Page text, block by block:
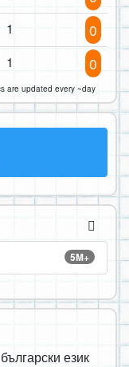
1 0
1 0
are updated every ~day
5M+
български език